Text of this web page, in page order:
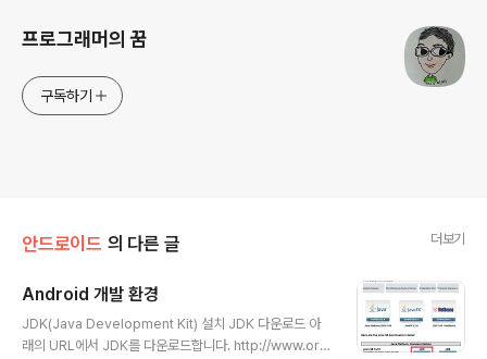
프로그래머의 꿈
구독하기
안드로이드 의 다른 글 더보기
Android 개발 환경
JDK(Java Development Kit) 설치 JDK 다운로드 아
래의 URL에서 JDK를 다운로드합니다. http://www.ora